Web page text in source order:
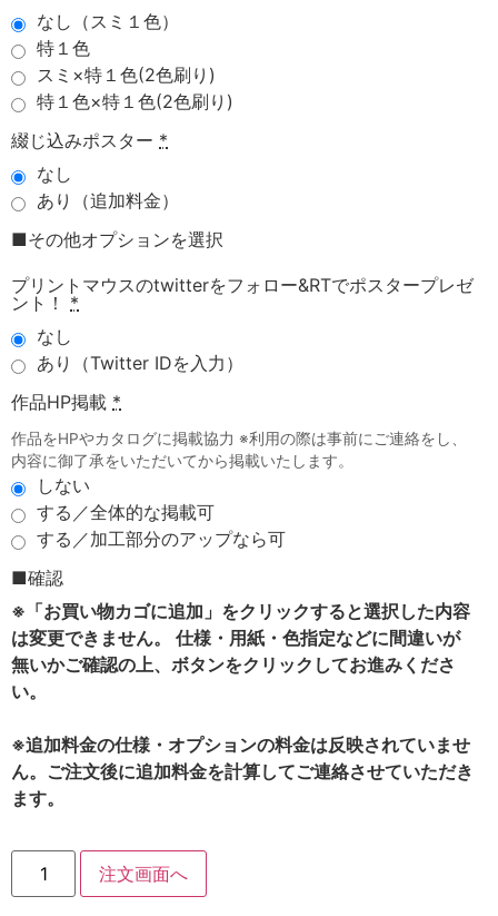
なし（スミ１色）
特１色
スミ×特１色(2色刷り)
特１色×特１色(2色刷り)
綴じ込みポスター *
なし
あり（追加料金）
■その他オプションを選択
プリントマウスのtwitterをフォロー&RTでポスタープレゼ
ント！
*
なし
あり（Twitter IDを入力）
作品HP掲載 *
作品をHPやカタログに掲載協力 ※利用の際は事前にご連絡をし、
内容に御了承をいただいてから掲載いたします。
しない
する／全体的な掲載可
する／加工部分のアップなら可
■確認
※「お買い物カゴに追加」をクリックすると選択した内容
は変更できません。 仕様・用紙・色指定などに間違いが
無いかご確認の上、ボタンをクリックしてお進みくださ
い。
※追加料金の仕様・オプションの料金は反映されていませ
ん。ご注文後に追加料金を計算してご連絡させていただき
ます。
注文画面へ